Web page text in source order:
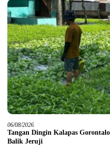
06/08/2026
Tangan Dingin Kalapas
Balik Jeruji